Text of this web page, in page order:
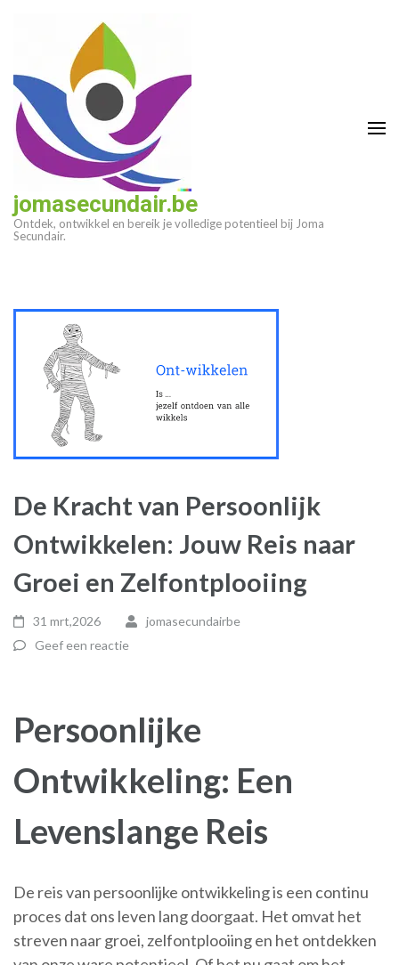
(druk
enter)
jomasecundair.be
Ontdek, ontwikkel en bereik je volledige potentieel bij Joma
Secundair.
De Kracht van Persoonlijk
Ontwikkelen: Jouw Reis naar
Groei en Zelfontplooiing
31 mrt,2026
jomasecundairbe
Geef een reactie
Persoonlijke
Ontwikkeling: Een
Levenslange Reis
De reis van persoonlijke ontwikkeling is een continu
proces dat ons leven lang doorgaat. Het omvat het
streven naar groei, zelfontplooiing en het ontdekken